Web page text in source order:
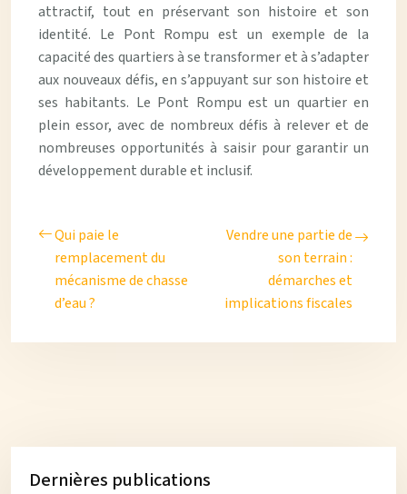
attractif, tout en préservant son histoire et son
identité. Le Pont Rompu est un exemple de la
capacité des quartiers à se transformer et à s’adapter
aux nouveaux défis, en s’appuyant sur son histoire et
ses habitants. Le Pont Rompu est un quartier en
plein essor, avec de nombreux défis à relever et de
nombreuses opportunités à saisir pour garantir un
développement durable et inclusif.
Qui paie le
remplacement du
mécanisme de chasse
d’eau ?
Vendre une partie de
son terrain :
démarches et
implications fiscales
Dernières publications